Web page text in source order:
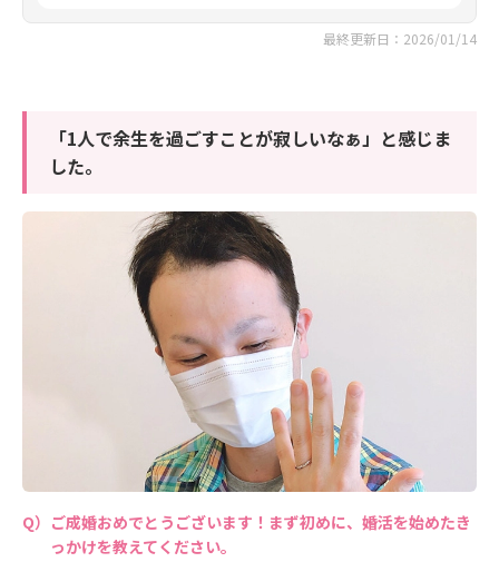
最終更新日：2026/01/14
「1人で余生を過ごすことが寂しいなぁ」と感じま
した。
ご成婚おめでとうございます！まず初めに、婚活を始めたき
っかけを教えてください。